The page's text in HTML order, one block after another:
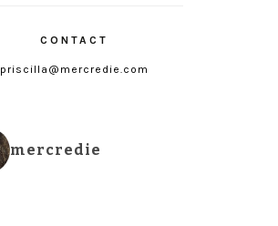
CONTACT
priscilla@mercredie.com
mercredie